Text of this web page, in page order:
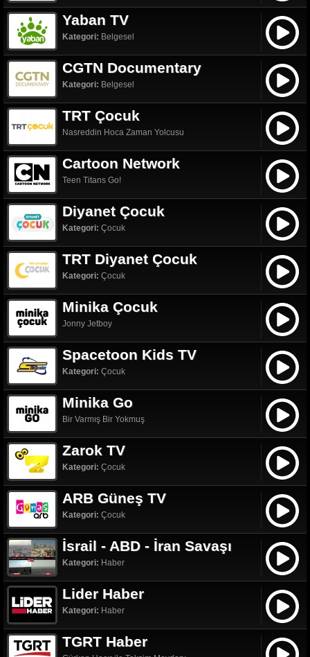
Yaban TV
Kategori: Belgesel
CGTN Documentary
Kategori: Belgesel
TRT Çocuk
Nasreddin Hoca Zaman Yolcusu
Cartoon Network
Teen Titans Go!
Diyanet Çocuk
Kategori: Çocuk
TRT Diyanet Çocuk
Kategori: Çocuk
Minika Çocuk
Jonny Jetboy
Spacetoon Kids TV
Kategori: Çocuk
Minika Go
Bir Varmış Bir Yokmuş
Zarok TV
Kategori: Çocuk
ARB Güneş TV
Kategori: Çocuk
İsrail - ABD - İran Savaşı
Kategori: Haber
Lider Haber
Kategori: Haber
TGRT Haber